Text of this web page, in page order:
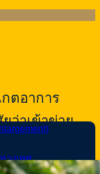
างเพศ
ตอาการ
ว่าเข้าข่าย